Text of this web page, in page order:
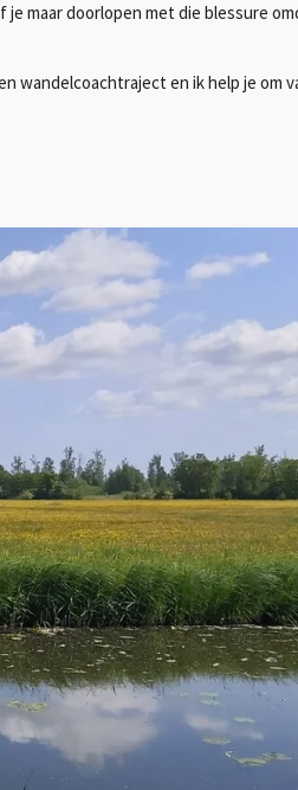
je maar doorlopen met die blessure
wandelcoachtraject en ik help je om